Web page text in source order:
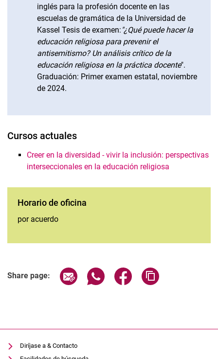
inglés para la profesión docente en las
escuelas de gramática de la Universidad de
Kassel Tesis de examen: "¿Qué puede hacer la
educación religiosa para prevenir el
antisemitismo? Un análisis crítico de la
educación religiosa en la práctica docente".
Graduación: Primer examen estatal, noviembre
de 2024.
Cursos actuales
Creer en la diversidad - vivir la inclusión: perspectivas
interseccionales en la educación religiosa
Horario de oficina
por acuerdo
Share page: Share page via email
Share page via WhatsApp
Share page via
Diríjase a & Contacto